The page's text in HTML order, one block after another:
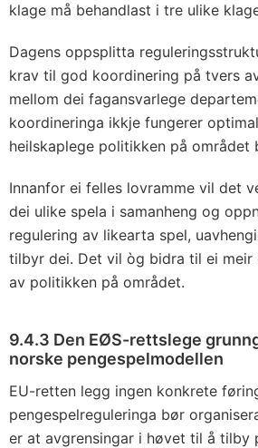
klage må behandlast i tre ulike
Dagens oppsplitta
krav til god koordinering på tvers
mellom dei fagansvarlege
koordineringa ikkje fungerer
heilskaplege politikken på området
Innanfor ei felles lovramme vil det
dei ulike spela i samanheng og
regulering av likearta spel,
tilbyr dei. Det vil òg bidra til ei
av politikken på området.
9.4.3 Den EØS-rettslege
norske pengespelmodellen
EU-retten legg ingen konkrete
pengespelreguleringa bør
er at avgrensingar i høvet til å tilby